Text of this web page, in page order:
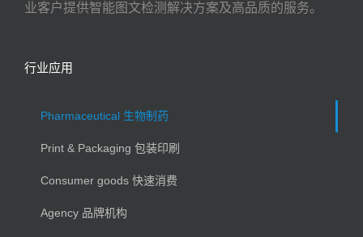
业客户提供智能图文检测解决方案及高品质的服务。
行业应用
Pharmaceutical 生物制药
Print & Packaging 包装印刷
Consumer goods 快速消费
Agency 品牌机构